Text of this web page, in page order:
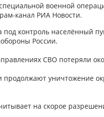
военной
канал РИА Новости.
под контроль населённый
России.
СВО потеряли
продолжают уничтожение
на скорое